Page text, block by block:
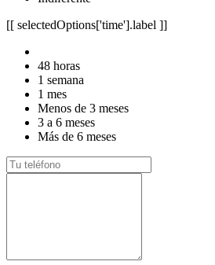
[[ selectedOptions['time'].label ]]
48 horas
1 semana
1 mes
Menos de 3 meses
3 a 6 meses
Más de 6 meses